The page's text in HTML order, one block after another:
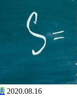
2020.08.16